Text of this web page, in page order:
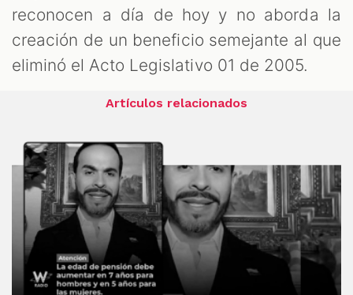
reconocen a día de hoy y no aborda la
creación de un beneficio semejante al que
eliminó el Acto Legislativo 01 de 2005.
Artículos relacionados